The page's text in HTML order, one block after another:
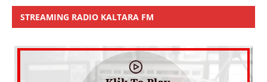
STREAMING RADIO KALTARA FM